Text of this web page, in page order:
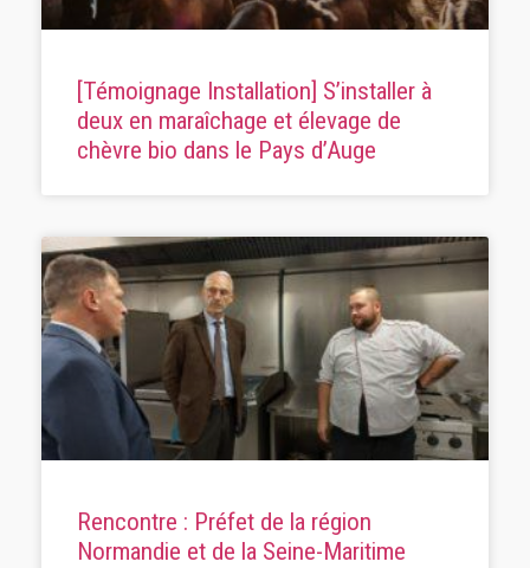
[Témoignage Installation] S’installer à
deux en maraîchage et élevage de
chèvre bio dans le Pays d’Auge
Rencontre : Préfet de la région
Normandie et de la Seine-Maritime